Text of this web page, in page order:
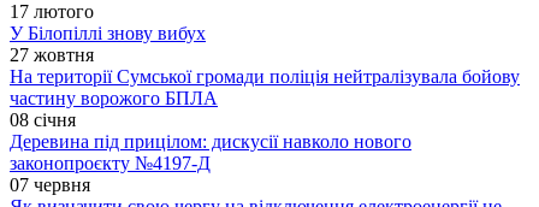
17 лютого
У Білопіллі знову вибух
27 жовтня
На території Сумської громади поліція нейтралізувала бойову
частину ворожого БПЛА
08 січня
Деревина під прицілом: дискусії навколо нового
законопроєкту №4197-Д
07 червня